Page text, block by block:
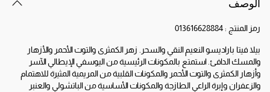
الوصف
رمز المنتج : 013616628884
بيلا فيتا باراديسو النعيم النقي والسحر. زهر الكمثرى والتوت الأحمر والأزهار
والمسك الدافئ. استمتع بالمكونات الرئيسية من اليوسفي الإيطالي الآسر
وأزهار الكمثرى والتوت الأحمر والمكونات القلبية من المريمية المثيرة للاهتمام
والزعفران وإبرة الراعي الطازجة والمكونات الأساسية من الباتشولي والعنبر